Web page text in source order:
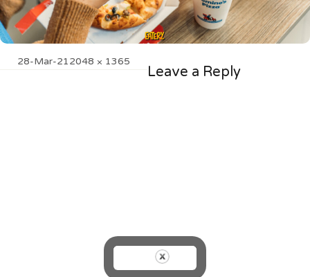
Posted
28-Mar-21Full
2048 × 1365
Leave a Reply